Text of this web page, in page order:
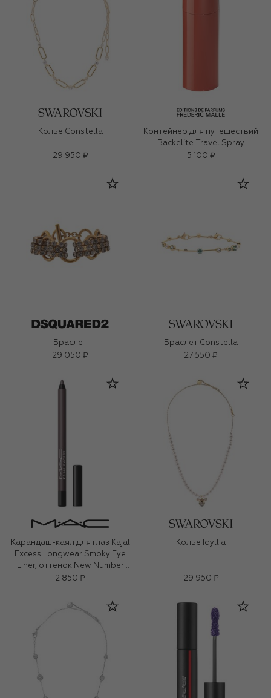
Колье Constella
29 950 ₽
Контейнер для путешествий
Backelite Travel Spray
5 100 ₽
Браслет
29 050 ₽
Браслет Constella
27 550 ₽
Карандаш-каял для глаз Kajal
Excess Longwear Smoky Eye
Liner, оттенок New Number
(1,2g)
2 850 ₽
Колье Idyllia
29 950 ₽